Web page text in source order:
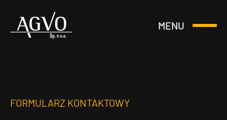
Header
MENU
Otwórz
FORMULARZ KONTAKTOWY